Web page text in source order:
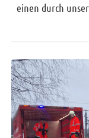
einen durch